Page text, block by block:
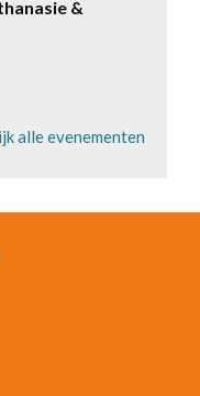
&
alle evenementen